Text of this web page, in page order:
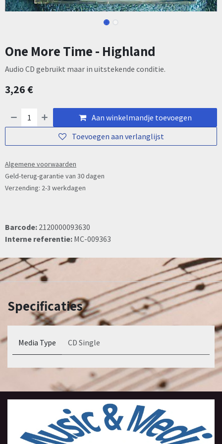
One More Time - Highland
Audio CD gebruikt maar in uitstekende conditie.
3,26€
Aan winkelmandje toevoegen
Toevoegen aan verlanglijst
Algemene voorwaarden
Geld-terug-garantie van 30 dagen
Verzending: 2-3 werkdagen
Barcode: 2120000093630
Interne referentie: MC-009363
Specificaties
Media Type CD Single